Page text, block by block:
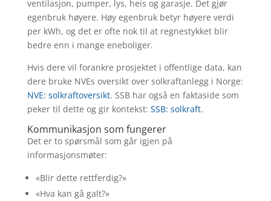
ventilasjon, pumper, lys, heis og garasje. Det gjør
egenbruk høyere. Høy egenbruk betyr høyere verdi
per kWh, og det er ofte nok til at regnestykket blir
bedre enn i mange eneboliger.
Hvis dere vil forankre prosjektet i offentlige data, kan
dere bruke NVEs oversikt over solkraftanlegg i Norge:
NVE: solkraftoversikt. SSB har også en faktaside som
peker til dette og gir kontekst: SSB: solkraft.
Kommunikasjon som fungerer
Det er to spørsmål som går igjen på
informasjonsmøter:
«Blir dette rettferdig?»
«Hva kan gå galt?»